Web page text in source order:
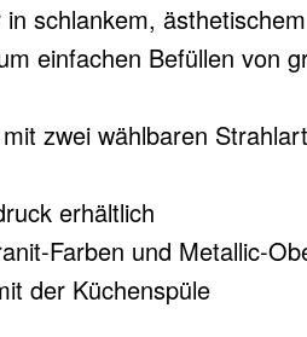
schlankem,
einfachen Befüllen von
zwei wählbaren
erhältlich
Farben und Metallic-
der Küchenspüle